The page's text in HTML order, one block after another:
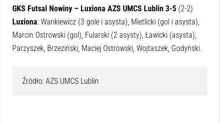
GKS Futsal Nowiny – Luxiona AZS UMCS Lublin 3-5 (2-2)
Luxiona: Wankiewicz (3 gole i asysta), Mietlicki (gol i asysta),
Marcin Ostrowski (gol), Fularski (2 asysty), Ławicki (asysta),
Parzyszek, Brzeziński, Maciej Ostrowski, Wojtaszek, Godyński.
Źródło: AZS UMCS Lublin